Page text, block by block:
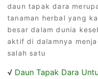
daun tapak dara
tanaman herbal yang
besar dalam dunia
aktif di dalamnya
salah satu
√ Daun Tapak Dara